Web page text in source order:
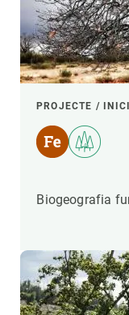
PROJECTE /
Biogeografia